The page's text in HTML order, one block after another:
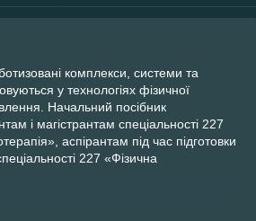
комплекси, системи та
у технологіях фізичної
Начальний посібник
і магістрантам спеціальності 227
аспірантам під час підготовки
227 «Фізична